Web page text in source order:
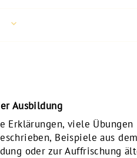
Ausbildung
Erklärungen, viele Übungen
Beispiele aus
oder zur Auffrischung